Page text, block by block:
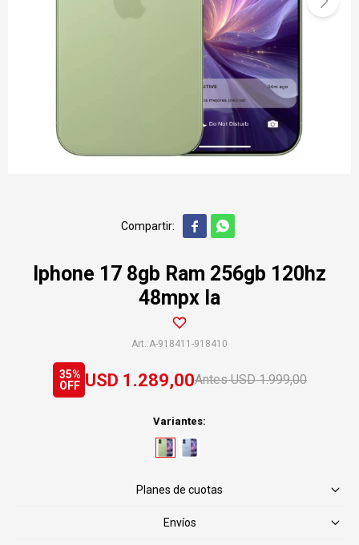
 
Iphone 17 8gb Ram 256gb 120hz
48mpx Ia
A-918411-918410
USD 1.289,00 USD 1.999,00
35
Variantes:
Planes de cuotas
Envíos